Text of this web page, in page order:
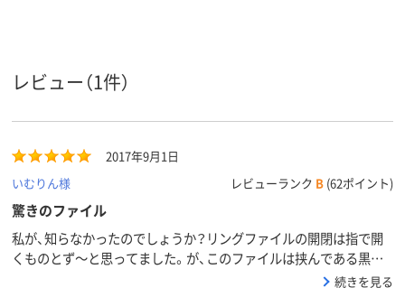
商品環境
110
レビュー（1件）
2017年9月1日
いむりん様
レビューランク B (62ポイント)
驚きのファイル
私が、知らなかったのでしょうか？リングファイルの開閉は指で開
くものとず～と思ってました。が、このファイルは挟んである黒い
台紙を軽く矢印の方向に押せば、簡単にリングが開くようになって
続きを見る